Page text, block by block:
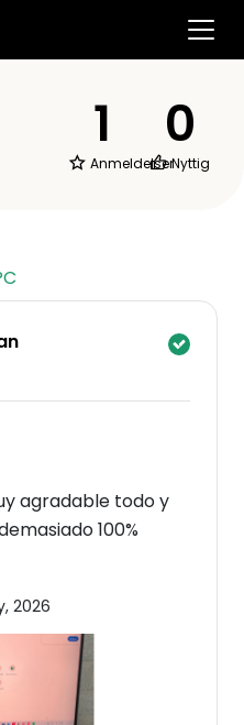
1
Anmeldelser
0
Nyttig
agradable todo y
100%
2026